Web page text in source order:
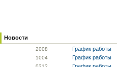
Новости
2008 График работы
1004 График работы